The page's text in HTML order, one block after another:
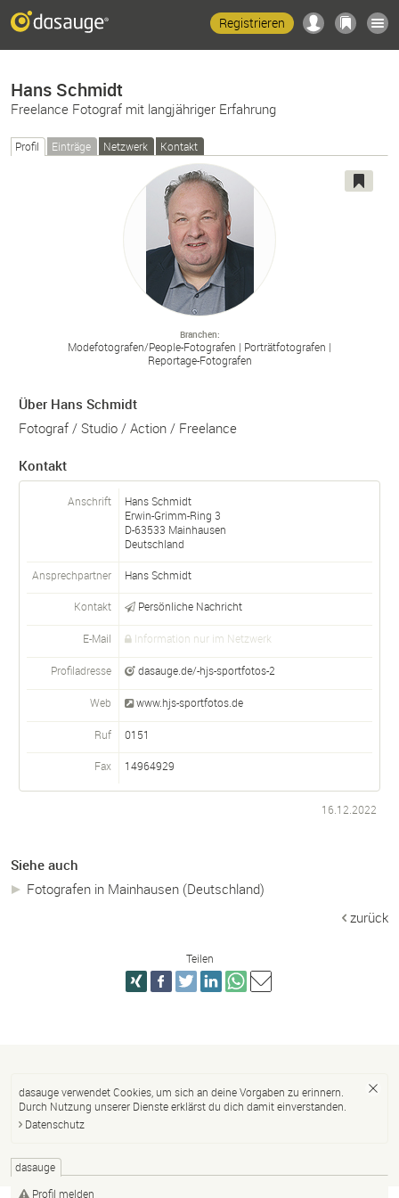
Registrieren
Hans Schmidt
Freelance Fotograf mit langjähriger Erfahrung
Profil Einträge Netzwerk Kontakt
Branchen
Modefotografen/People-Fotografen
Porträtfotografen
Reportage-Fotografen
Über Hans Schmidt
Fotograf / Studio / Action / Freelance
Kontakt
Anschrift
Hans Schmidt
Erwin-Grimm-Ring 3
D-63533 Mainhausen
Deutschland
Ansprechpartner HansSchmidt
Kontakt Persönliche Nachricht
E-Mail Information nur im Netzwerk
Profiladresse dasauge.de/-hjs-sportfotos-2
Web www.hjs-sportfotos.de
Ruf 0151
Fax 14964929
16.12.2022
Siehe auch
Fotografen in Mainhausen (Deutschland)
zurück
Teilen
dasauge verwendet Cookies, um sich an deine Vorgaben zu erinnern.
Durch Nutzung unserer Dienste erklärst du dich damit einverstanden.
Datenschutz
dasauge
Profil melden